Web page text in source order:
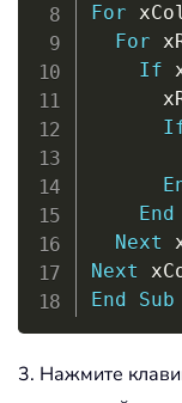
For
For
If
End
Next
Next
End
Sub
3. Нажмите